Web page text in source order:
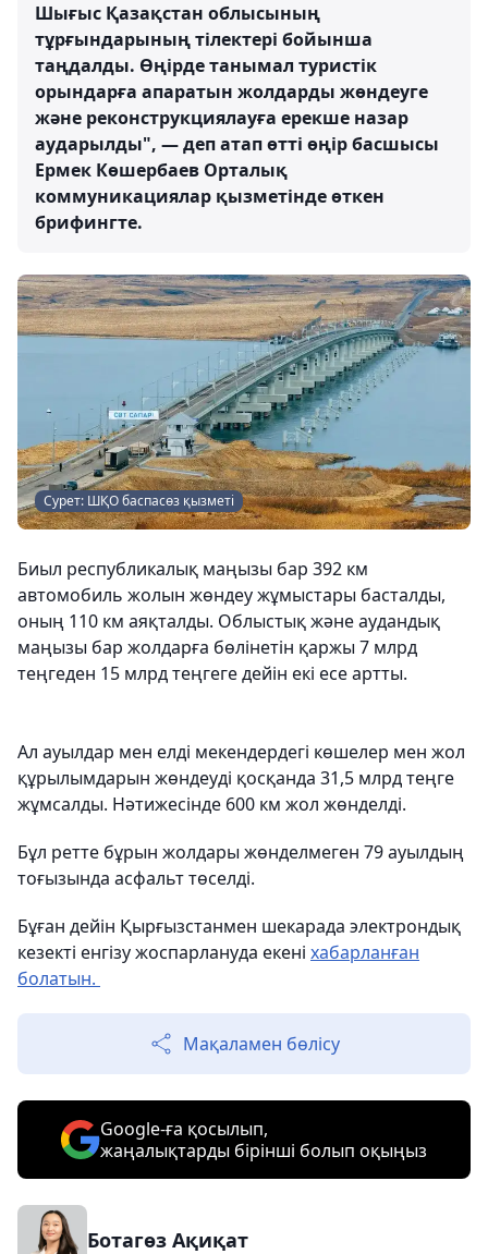
Шығыс Қазақстан облысының
тұрғындарының тілектері бойынша
таңдалды. Өңірде танымал туристік
орындарға апаратын жолдарды жөндеуге
және реконструкциялауға ерекше назар
аударылды", — деп атап өтті өңір басшысы
Ермек Көшербаев Орталық
коммуникациялар қызметінде өткен
брифингте.
Сурет: ШҚО баспасөз қызметі
Биыл республикалық маңызы бар 392 км
автомобиль жолын жөндеу жұмыстары басталды,
оның 110 км аяқталды. Облыстық және аудандық
маңызы бар жолдарға бөлінетін қаржы 7 млрд
теңгеден 15 млрд теңгеге дейін екі есе артты.
Ал ауылдар мен елді мекендердегі көшелер мен жол
құрылымдарын жөндеуді қосқанда 31,5 млрд теңге
жұмсалды. Нәтижесінде 600 км жол жөнделді.
Бұл ретте бұрын жолдары жөнделмеген 79 ауылдың
тоғызында асфальт төселді.
Бұған дейін Қырғызстанмен шекарада электрондық
кезекті енгізу жоспарлануда екені хабарланған
болатын.
Мақаламен бөлісу
Google-ға қосылып,
жаңалықтарды бірінші болып оқыңыз
Ботагөз Ақиқат